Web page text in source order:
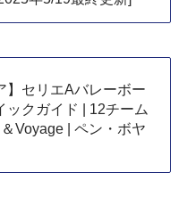
】セリエAバレーボー
ックガイド | 12チーム
Voyage | ペン・ボヤ